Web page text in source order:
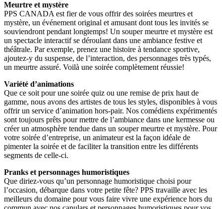
Meurtre et mystère
PPS CANADA est fier de vous offrir des soirées meurtres et
mystère, un événement original et amusant dont tous les invités se
souviendront pendant longtemps! Un souper meurtre et mystère est
un spectacle interactif se déroulant dans une ambiance festive et
théâtrale. Par exemple, prenez une histoire à tendance sportive,
ajoutez-y du suspense, de l’interaction, des personnages très typés,
un meurtre assuré. Voilà une soirée complètement réussie!
Variété d’animations
Que ce soit pour une soirée quiz ou une remise de prix haut de
gamme, nous avons des artistes de tous les styles, disponibles à vous
offrir un service d’animation hors-pair. Nos comédiens expérimentés
sont toujours prêts pour mettre de l’ambiance dans une kermesse ou
créer un atmosphère tendue dans un souper meurtre et mystère. Pour
votre soirée d’entreprise, un animateur est la façon idéale de
pimenter la soirée et de faciliter la transition entre les différents
segments de celle-ci.
Pranks et personnages humoristiques
Que diriez-vous qu’un personnage humoristique choisi pour
l’occasion, débarque dans votre petite fête? PPS travaille avec les
meilleurs du domaine pour vous faire vivre une expérience hors du